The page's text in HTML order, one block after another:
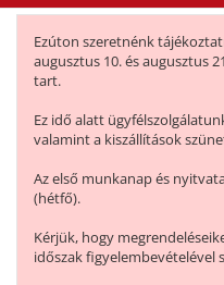
Ezúton szeretnénk
augusztus 10. és augusztus
tart.
Ez idő alatt
valamint a kiszállítások
Az első munkanap és
(hétfő).
Kérjük, hogy
időszak figyelembevételével